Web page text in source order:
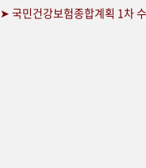
➤ 국민건강보험종합계획 1차